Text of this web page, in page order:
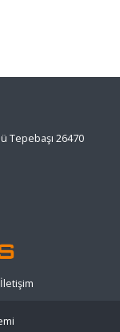
Tepebaşı 26470
İletişim